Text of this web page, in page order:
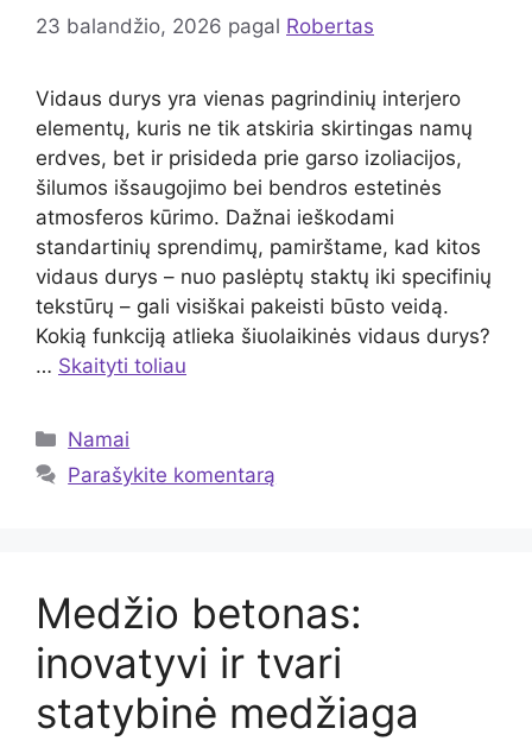
23 balandžio, 2026 pagal Robertas
Vidaus durys yra vienas pagrindinių interjero
elementų, kuris ne tik atskiria skirtingas namų
erdves, bet ir prisideda prie garso izoliacijos,
šilumos išsaugojimo bei bendros estetinės
atmosferos kūrimo. Dažnai ieškodami
standartinių sprendimų, pamirštame, kad kitos
vidaus durys – nuo paslėptų staktų iki specifinių
tekstūrų – gali visiškai pakeisti būsto veidą.
Kokią funkciją atlieka šiuolaikinės vidaus durys?
… Skaityti toliau
Kategorijos
Namai
Parašykite komentarą
Medžio betonas:
inovatyvi ir tvari
statybinė medžiaga